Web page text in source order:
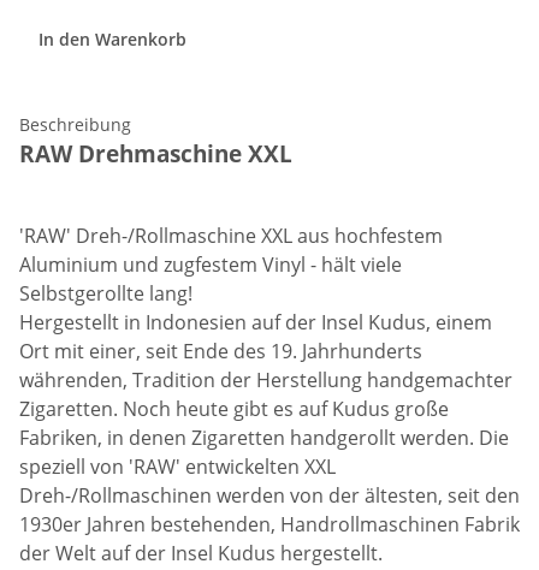
In den Warenkorb
Beschreibung
RAW Drehmaschine XXL
'RAW' Dreh-/Rollmaschine XXL aus hochfestem
Aluminium und zugfestem Vinyl - hält viele
Selbstgerollte lang!
Hergestellt in Indonesien auf der Insel Kudus, einem
Ort mit einer, seit Ende des 19. Jahrhunderts
währenden, Tradition der Herstellung handgemachter
Zigaretten. Noch heute gibt es auf Kudus große
Fabriken, in denen Zigaretten handgerollt werden. Die
speziell von 'RAW' entwickelten XXL
Dreh-/Rollmaschinen werden von der ältesten, seit den
1930er Jahren bestehenden, Handrollmaschinen Fabrik
der Welt auf der Insel Kudus hergestellt.